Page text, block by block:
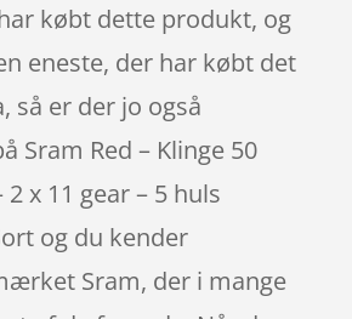
købt dette produkt, og
eneste, der har købt det
så er der jo også
Sram Red – Klinge 50
x 11 gear – 5 huls
og du kender
Sram, der i mange